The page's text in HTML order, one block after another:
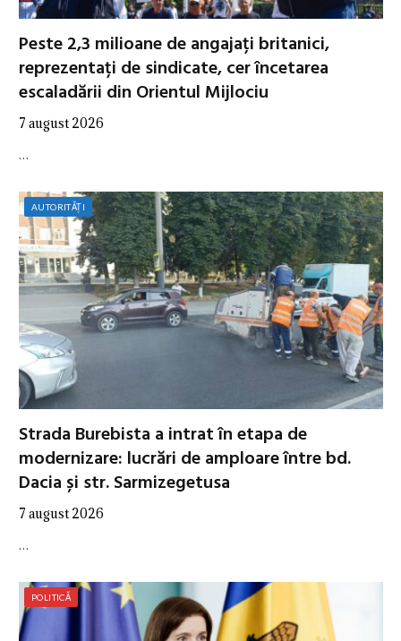
Peste 2,3 milioane de angajați britanici,
reprezentați de sindicate, cer încetarea
escaladării din Orientul Mijlociu
7 august 2026
…
AUTORITĂȚI
Strada Burebista a intrat în etapa de
modernizare: lucrări de amploare între bd.
Dacia și str. Sarmizegetusa
7 august 2026
…
POLITICĂ